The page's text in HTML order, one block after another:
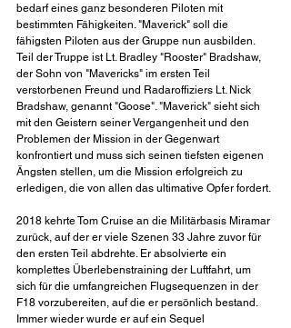
bedarf eines ganz besonderen Piloten mit
bestimmten Fähigkeiten. "Maverick" soll die
fähigsten Piloten aus der Gruppe nun ausbilden.
Teil der Truppe ist Lt. Bradley "Rooster" Bradshaw,
der Sohn von "Mavericks" im ersten Teil
verstorbenen Freund und Radaroffiziers Lt. Nick
Bradshaw, genannt "Goose". "Maverick" sieht sich
mit den Geistern seiner Vergangenheit und den
Problemen der Mission in der Gegenwart
konfrontiert und muss sich seinen tiefsten eigenen
Ängsten stellen, um die Mission erfolgreich zu
erledigen, die von allen das ultimative Opfer fordert.
2018 kehrte Tom Cruise an die Militärbasis Miramar
zurück, auf der er viele Szenen 33 Jahre zuvor für
den ersten Teil abdrehte. Er absolvierte ein
komplettes Überlebenstraining der Luftfahrt, um
sich für die umfangreichen Flugsequenzen in der
F18 vorzubereiten, auf die er persönlich bestand.
Immer wieder wurde er auf ein Sequel